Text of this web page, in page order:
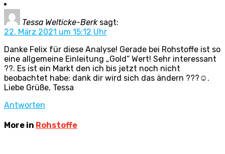
Tessa Welticke-Berk sagt:
22. März 2021 um 15:12 Uhr
Danke Felix für diese Analyse! Gerade bei Rohstoffe ist so
eine allgemeine Einleitung „Gold“ Wert! Sehr interessant
??. Es ist ein Markt den ich bis jetzt noch nicht
beobachtet habe: dank dir wird sich das ändern ???☺️.
Liebe Grüße, Tessa
Antworten
More in Rohstoffe